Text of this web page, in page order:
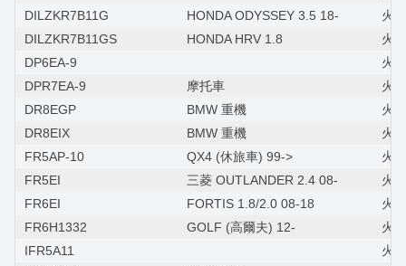
DILZKR7B11G
HONDA ODYSSEY 3.5 18-
火
DILZKR7B11GS
HONDA HRV 1.8
火
DP6EA-9
火
DPR7EA-9
摩托車
火
DR8EGP
BMW 重機
火
DR8EIX
BMW 重機
火
FR5AP-10
QX4 (休旅車) 99->
火
FR5EI
三菱 OUTLANDER 2.4 08-
火
FR6EI
FORTIS 1.8/2.0 08-18
火
FR6H1332
GOLF (高爾夫) 12-
火
IFR5A11
火